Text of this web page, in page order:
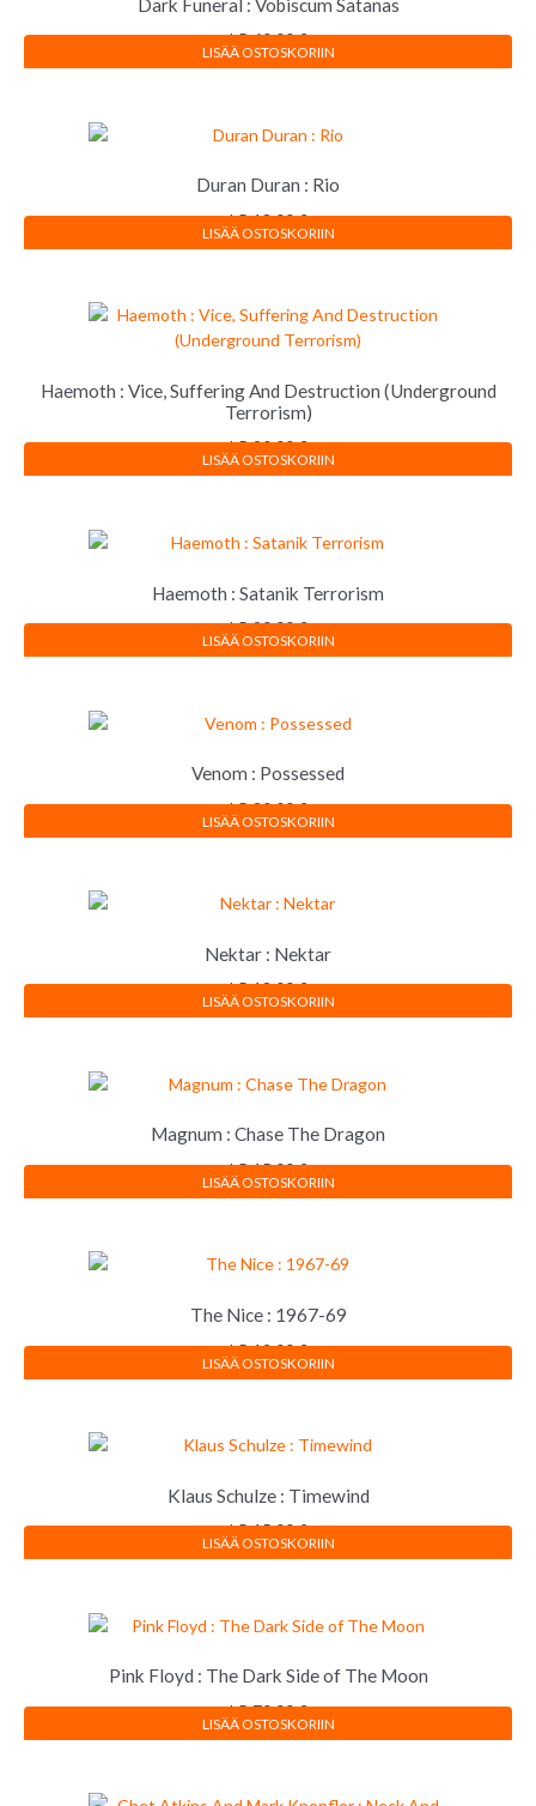
Dark Funeral : Vobiscum Satanas
LP60,00€
LISÄÄ OSTOSKORIIN
Duran Duran : Rio
LP18,00€
LISÄÄ OSTOSKORIIN
Haemoth : Vice, Suffering And Destruction (Underground
Terrorism)
LP20,00€
LISÄÄ OSTOSKORIIN
Haemoth : Satanik Terrorism
LP20,00€
LISÄÄ OSTOSKORIIN
Venom : Possessed
LP30,00€
LISÄÄ OSTOSKORIIN
Nektar : Nektar
LP18,00€
LISÄÄ OSTOSKORIIN
Magnum : Chase The Dragon
LP15,00€
LISÄÄ OSTOSKORIIN
The Nice : 1967-69
LP12,00€
LISÄÄ OSTOSKORIIN
Klaus Schulze : Timewind
LP15,00€
LISÄÄ OSTOSKORIIN
Pink Floyd : The Dark Side of The Moon
LP70,00€
LISÄÄ OSTOSKORIIN